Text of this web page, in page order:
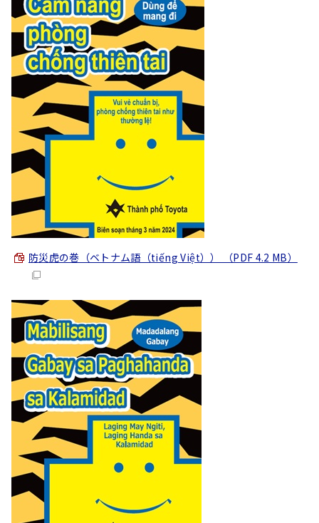
防災虎の巻（ベトナム語（tiếng Việt）） （PDF 4.2 MB）